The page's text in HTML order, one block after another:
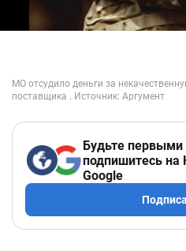
Будьте первыми
подпишитесь на
Google